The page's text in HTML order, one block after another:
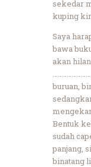
sekedar
kuping
Saya
bawa
akan
buruan,
Bentuk
sudah
panjang,
binatang